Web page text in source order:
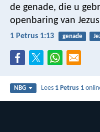
de genade, die u
openbaring van
1 Petrus 1:13 genade
NBG Lees 1 Petrus 1